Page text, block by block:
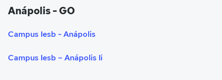
Anápolis - GO
Campus Iesb - Anápolis
Campus Iesb – Anápolis Ii